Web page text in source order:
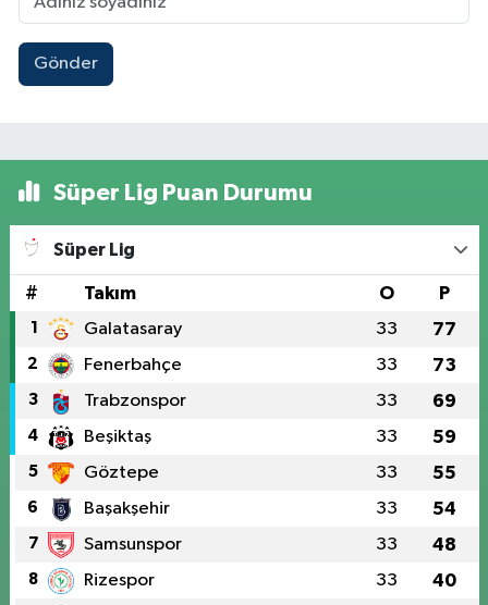
Gönder
Süper Lig Puan Durumu
Süper Lig
# Takım O P
1 Galatasaray 33 77
2 Fenerbahçe 33 73
3 Trabzonspor 33 69
4 Beşiktaş 33 59
5 Göztepe 33 55
6 Başakşehir 33 54
7 Samsunspor 33 48
8 Rizespor 33 40